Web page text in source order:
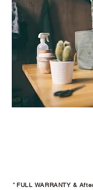
*FULL WARRANTY &